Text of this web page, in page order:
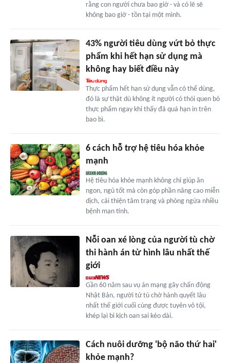
rằng con người chưa bao giờ - và có lẽ sẽ
không bao giờ - tồn tại một mình.
43% người tiêu dùng vứt bỏ thực
phẩm khi hết hạn sử dụng mà
không hay biết điều này
Thực phẩm hết hạn sử dụng vẫn có thể dùng,
đó là sự thật dù không ít người có thói quen bỏ
thực phẩm ngay khi thấy đã quá hạn in trên
bao bì.
6 cách hỗ trợ hệ tiêu hóa khỏe
mạnh
Hệ tiêu hóa khỏe mạnh không chỉ giúp ăn
ngon, ngủ tốt mà còn góp phần nâng cao miễn
dịch, cải thiện tâm trạng và phòng ngừa nhiều
bệnh mạn tính.
Nỗi oan xé lòng của người tù chờ
thi hành án tử hình lâu nhất thế
giới
Gần 60 năm sau vụ án mạng gây chấn động
Nhật Bản, người tử tù chờ hành quyết lâu
nhất thế giới cuối cùng được tuyên vô tội,
khép lại bi kịch oan sai kéo dài.
Cách nuôi dưỡng 'bộ não thứ hai'
khỏe mạnh?